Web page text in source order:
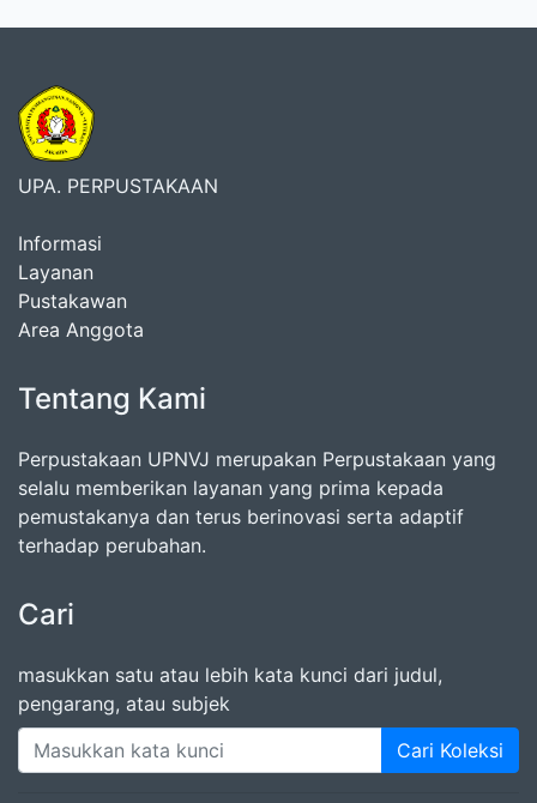
UPA. PERPUSTAKAAN
Informasi
Layanan
Pustakawan
Area Anggota
Tentang Kami
Perpustakaan UPNVJ merupakan Perpustakaan yang
selalu memberikan layanan yang prima kepada
pemustakanya dan terus berinovasi serta adaptif
terhadap perubahan.
Cari
masukkan satu atau lebih kata kunci dari judul,
pengarang, atau subjek
Cari Koleksi